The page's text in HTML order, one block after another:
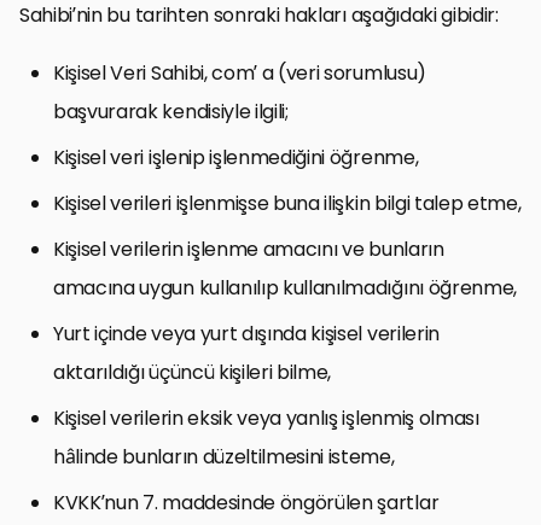
Sahibi’nin bu tarihten sonraki hakları aşağıdaki gibidir:
Kişisel Veri Sahibi, com’ a (veri sorumlusu)
başvurarak kendisiyle ilgili;
Kişisel veri işlenip işlenmediğini öğrenme,
Kişisel verileri işlenmişse buna ilişkin bilgi talep etme,
Kişisel verilerin işlenme amacını ve bunların
amacına uygun kullanılıp kullanılmadığını öğrenme,
Yurt içinde veya yurt dışında kişisel verilerin
aktarıldığı üçüncü kişileri bilme,
Kişisel verilerin eksik veya yanlış işlenmiş olması
hâlinde bunların düzeltilmesini isteme,
KVKK’nun 7. maddesinde öngörülen şartlar